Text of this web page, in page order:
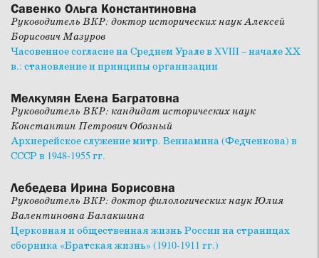
Савенко Ольга Константиновна
Руководитель ВКР: доктор исторических наук Алексей
Борисович Мазуров
Часовенное согласие на Среднем Урале в XVIII – начале ХХ
в.: становление и принципы организации
Мелкумян Елена Багратовна
Руководитель ВКР: кандидат исторических наук
Константин Петрович Обозный
Архиерейское служение митр. Вениамина (Федченкова) в
СССР в 1948-1955 гг.
Лебедева Ирина Борисовна
Руководитель ВКР: доктор филологических наук Юлия
Валентиновна Балакшина
Церковная и общественная жизнь России на страницах
сборника «Братская жизнь» (1910-1911 гг.)